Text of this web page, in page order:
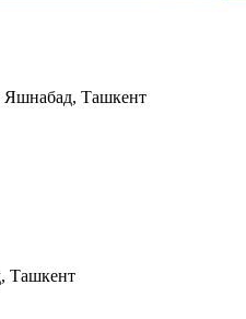
Яшнабад, Ташкент
Ташкент